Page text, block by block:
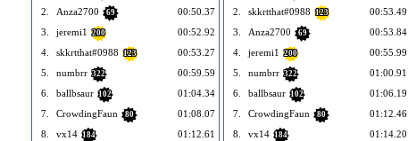
2.
Anza2700 69
00:50.37
3.
jeremi1 200
00:52.92
4.
skkrtthat#0988 123
00:53.27
5.
numbrr 322
00:59.59
6.
ballbsaur 102
01:04.34
7.
CrowdingFaun 80
01:08.07
8.
vx14 184
01:12.61
2.
skkrtthat#0988 123
00:53.49
3.
Anza2700 69
00:53.84
4.
jeremi1 200
00:55.99
5.
numbrr 322
01:00.91
6.
ballbsaur 102
01:06.19
7.
CrowdingFaun 80
01:12.46
8.
vx14 184
01:14.20